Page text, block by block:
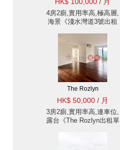
HK$ 100,000 / 月
4房2廁,實用率高,極高層,
海景《淺水灣道3號出租
The Rozlyn
HK$ 50,000 / 月
3房2廁,實用率高,連車位,
露台《The Rozlyn出租單